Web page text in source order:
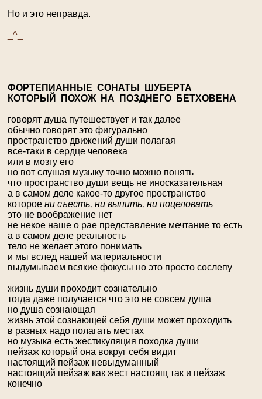
Но и это неправда.
_^_
ФОРТЕПИАННЫЕ СОНАТЫ ШУБЕРТА
КОТОРЫЙ ПОХОЖ НА ПОЗДНЕГО
Б ЕТХОВЕНА
говорят душа путешествует и так далее
обычно говорят это фигурально
пространство движений души полагая
все-таки в сердце человека
или в мозгу его
но вот слушая музыку точно можно понять
что пространство души вещь не иносказательная
а в самом деле какое-то другое пространство
которое ни съесть, ни выпить, ни поцеловать
это не воображение нет
не некое наше о рае представление мечтание то есть
а в самом деле реальность
тело не желает этого понимать
и мы вслед нашей материальности
выдумываем всякие фокусы но это просто сослепу
жизнь души проходит сознательно
тогда даже получается что это не совсем душа
но душа сознающая
жизнь этой сознающей себя души может проходить
в разных надо полагать местах
но музыка есть жестикуляция походка души
пейзаж который она вокруг себя видит
настоящий пейзаж невыдуманный
настоящий пейзаж как жест настоящ так и пейзаж
конечно